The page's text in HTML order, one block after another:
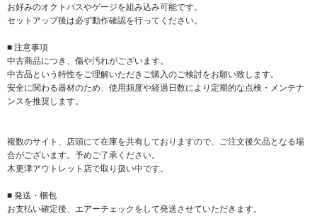
お好みのオクトパスやゲージを組み込み可能です。
セットアップ後は必ず動作確認を行ってください。
■ 注意事項
中古商品につき、傷や汚れがございます。
中古品という特性をご理解いただきご購入のご検討をお願い致します。
安全に関わる器材のため、使用頻度や経過日数により定期的な点検・メンテナ
ンスを推奨します。
複数のサイト、店頭にて在庫を共有しておりますので、ご注文後欠品となる場
合がございます。予めご了承ください。
木更津アウトレット店で取り扱い中です。
■ 発送・梱包
お支払い確定後、エアーチェックをして発送させていただきます。